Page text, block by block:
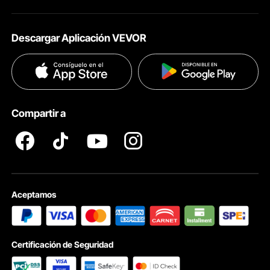
Ayuda & FAQs
Términos & Condiciones
Políticas de Privacidad
Descargar Aplicación VEVOR
Compartir a
Aceptamos
Certificación de Seguridad